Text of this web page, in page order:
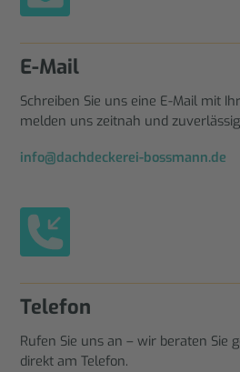
E-Mail
Schreiben Sie uns eine E-Mail mit
melden uns zeitnah und
info@dachdeckerei-bossmann.de
Telefon
Rufen Sie uns an – wir beraten Sie
direkt am Telefon.